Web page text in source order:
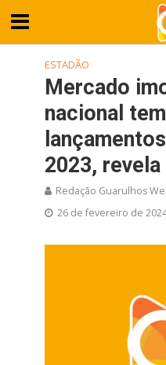
ESTADÃO
Mercado
nacional
2023, revela
Redação Guarulhos
26 de fevereiro de